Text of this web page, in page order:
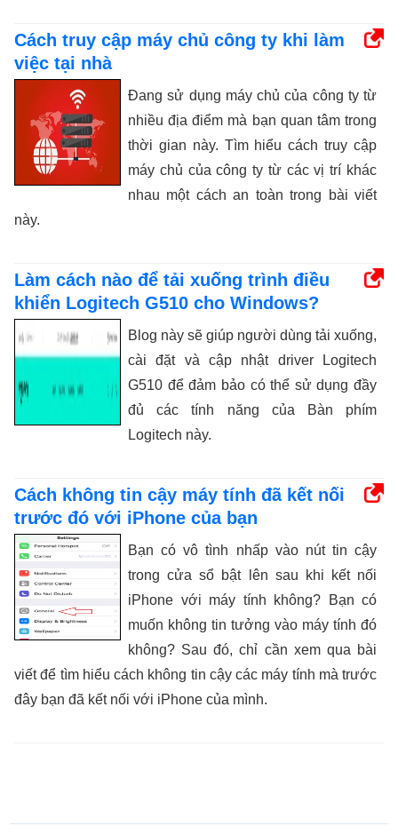
Cách truy cập máy chủ công ty khi làm
việc tại nhà
Đang sử dụng máy chủ của công ty từ
nhiều địa điểm mà bạn quan tâm trong
thời gian này. Tìm hiểu cách truy cập
máy chủ của công ty từ các vị trí khác
nhau một cách an toàn trong bài viết
này.
Làm cách nào để tải xuống trình điều
khiển Logitech G510 cho Windows?
Blog này sẽ giúp người dùng tải xuống,
cài đặt và cập nhật driver Logitech
G510 để đảm bảo có thể sử dụng đầy
đủ các tính năng của Bàn phím
Logitech này.
Cách không tin cậy máy tính đã kết nối
trước đó với iPhone của bạn
Bạn có vô tình nhấp vào nút tin cậy
trong cửa sổ bật lên sau khi kết nối
iPhone với máy tính không? Bạn có
muốn không tin tưởng vào máy tính đó
không? Sau đó, chỉ cần xem qua bài
viết để tìm hiểu cách không tin cậy các máy tính mà trước
đây bạn đã kết nối với iPhone của mình.